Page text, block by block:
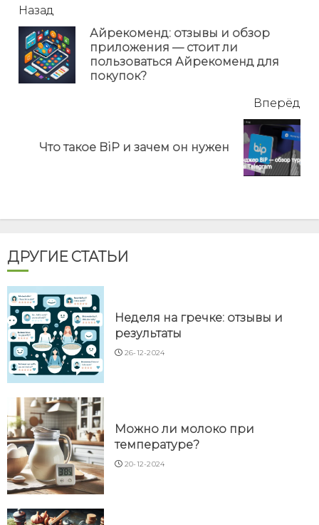
читать
еще
Назад
Айрекоменд: отзывы и обзор
приложения — стоит ли
пользоваться Айрекоменд для
покупок?
Вперёд
NextЧто такое BiP и зачем он нужен
ДРУГИЕ СТАТЬИ
Неделя на гречке: отзывы и
результаты
26-12-2024
Можно ли молоко при
температуре?
20-12-2024